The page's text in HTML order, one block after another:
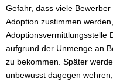
Gefahr, dass viele
Adoption zustimmen
Adoptionsvermittlungsstelle
aufgrund der Unmenge an
zu bekommen. Später
unbewusst dagegen